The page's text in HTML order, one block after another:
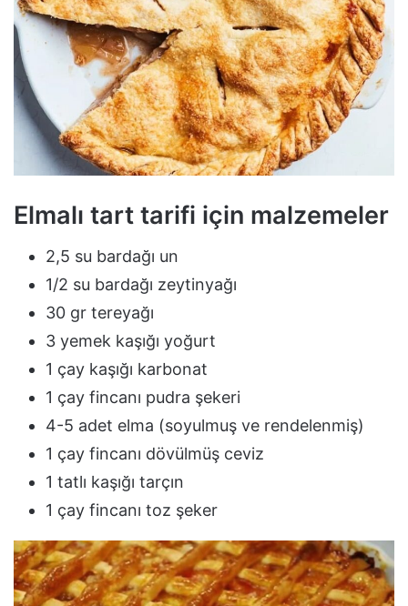
Elmalı tart tarifi için malzemeler
2,5 su bardağı un
1/2 su bardağı zeytinyağı
30 gr tereyağı
3 yemek kaşığı yoğurt
1 çay kaşığı karbonat
1 çay fincanı pudra şekeri
4-5 adet elma (soyulmuş ve rendelenmiş)
1 çay fincanı dövülmüş ceviz
1 tatlı kaşığı tarçın
1 çay fincanı toz şeker